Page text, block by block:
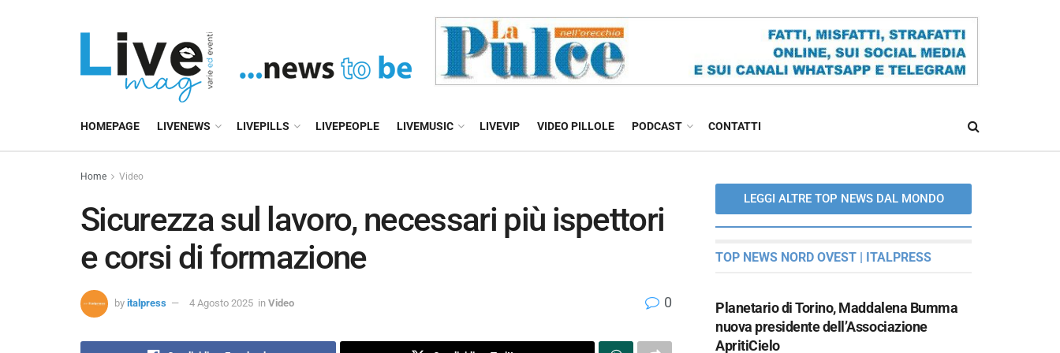
HOMEPAGE LIVENEWS LIVEPILLS LIVEPEOPLE LIVEMUSIC LIVEVIP VIDEO PILLOLE PODCAST CONTATTI
Home Video
Sicurezza sul lavoro, necessari più ispettori
e corsi di formazione
by italpress 4 Agosto 2025 in Video 0
LEGGI ALTRE TOP NEWS DAL MONDO
TOP NEWS NORD OVEST | ITALPRESS
Planetario di Torino, Maddalena Bumma
nuova presidente dell’Associazione
ApritiCielo